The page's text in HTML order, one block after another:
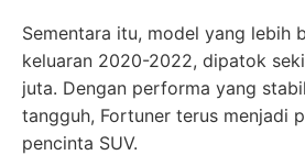
Sementara itu, model yang lebih
keluaran 2020-2022, dipatok
juta. Dengan performa yang
tangguh, Fortuner terus menjadi
pencinta SUV.